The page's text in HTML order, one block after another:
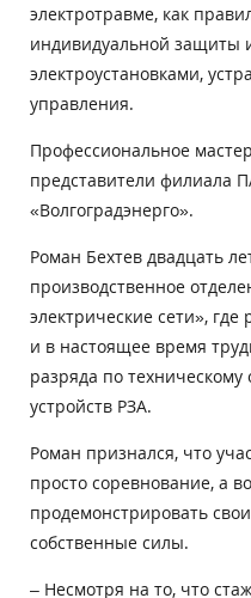
электротравме, как
индивидуальной защиты
электроустановками,
управления.
Профессиональное
представители филиала
«Волгоградэнерго».
Роман Бехтев двадцать
производственное
электрические сети»,
и в настоящее время
разряда по
устройств РЗА.
Роман признался, что
просто соревнование, а
продемонстрировать
собственные силы.
– Несмотря на то, что